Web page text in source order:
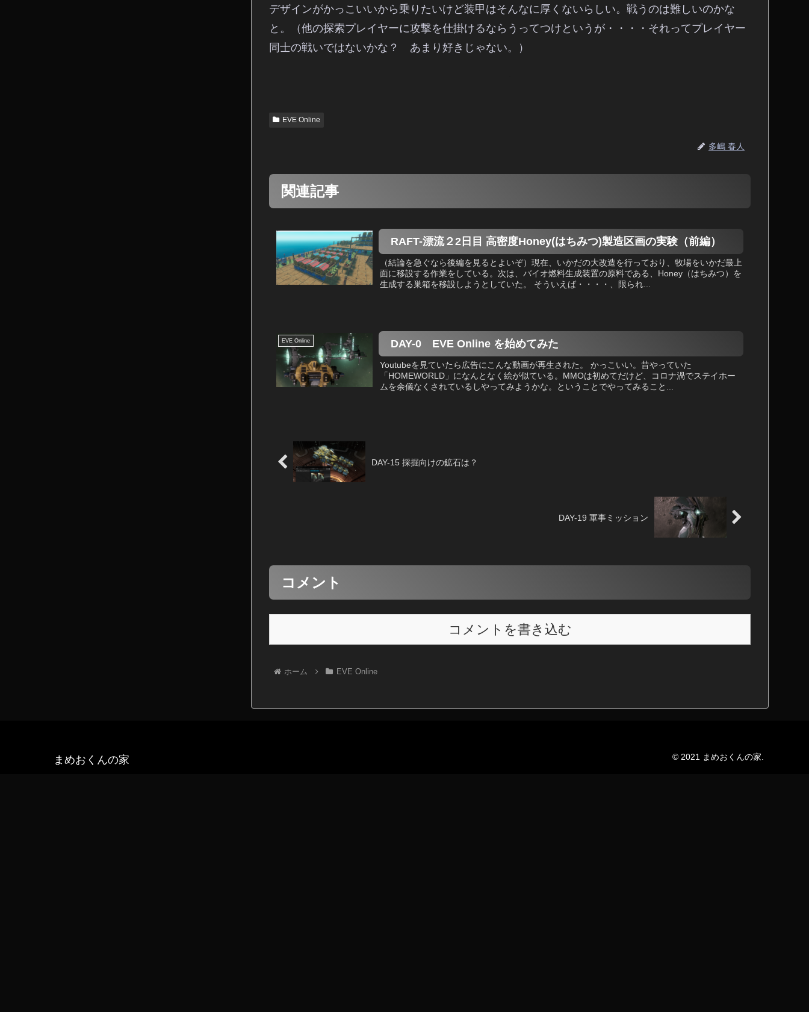
デザインがかっこいいから乗りたいけど装甲はそんなに厚くないらしい。戦うのは難しいのかな
と。（他の探索プレイヤーに攻撃を仕掛けるならうってつけというが・・・・それってプレイヤー
同士の戦いではないかな？ あまり好きじゃない。）
EVE Online
多嶋 春人
関連記事
RAFT-漂流２2日目 高密度Honey(はちみつ)製造区画の実験（前編）
（結論を急ぐなら後編を見るとよいぞ）現在、いかだの大改造を行っており、牧場をいかだ最上
面に移設する作業をしている。次は、バイオ燃料生成装置の原料である、Honey（はちみつ）を
生成する巣箱を移設しようとしていた。 そういえば・・・・、限られ...
EVE Online DAY-0 EVE Online を始めてみた
Youtubeを見ていたら広告にこんな動画が再生された。 かっこいい。昔やっていた
「HOMEWORLD」になんとなく絵が似ている。MMOは初めてだけど、コロナ渦でステイホー
ムを余儀なくされているしやってみようかな。ということでやってみること...
DAY-15 採掘向けの鉱石は？
DAY-19 軍事ミッション
コメント
コメントを書き込む
ホーム EVE Online
まめおくんの家 © 2021 まめおくんの家.